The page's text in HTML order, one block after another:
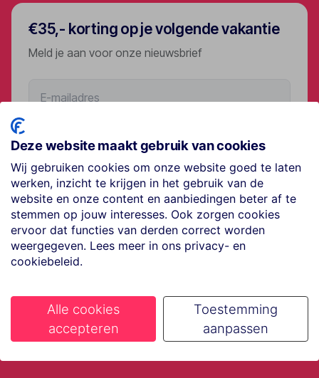
€35,- korting op je volgende vakantie
Meld je aan voor onze nieuwsbrief
Volg ons op social media
Ons bedrijf Goed voorbereid
Deze website maakt gebruik van cookies
Wij gebruiken cookies om onze website goed te laten
werken, inzicht te krijgen in het gebruik van de
website en onze content en aanbiedingen beter af te
stemmen op jouw interesses. Ook zorgen cookies
ervoor dat functies van derden correct worden
weergegeven. Lees meer in ons privacy- en
cookiebeleid.
Alle cookies
accepteren
Toestemming
aanpassen